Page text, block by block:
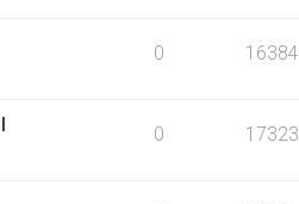
0 16384
0 17323